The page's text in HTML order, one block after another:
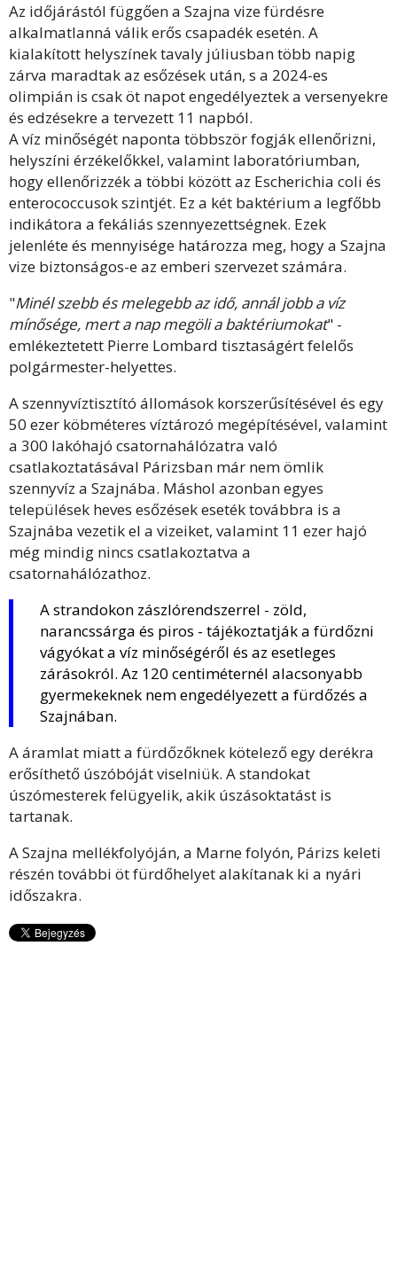
Az időjárástól függően a Szajna vize fürdésre
alkalmatlanná válik erős csapadék esetén. A
kialakított helyszínek tavaly júliusban több napig
zárva maradtak az esőzések után, s a 2024-es
olimpián is csak öt napot engedélyeztek a versenyekre
és edzésekre a tervezett 11 napból.
A víz minőségét naponta többször fogják ellenőrizni,
helyszíni érzékelőkkel, valamint laboratóriumban,
hogy ellenőrizzék a többi között az Escherichia coli és
enterococcusok szintjét. Ez a két baktérium a legfőbb
indikátora a fekáliás szennyezettségnek. Ezek
jelenléte és mennyisége határozza meg, hogy a Szajna
vize biztonságos-e az emberi szervezet számára.
"Minél szebb és melegebb az idő, annál jobb a víz
mínősége, mert a nap megöli a baktériumokat" -
emlékeztetett Pierre Lombard tisztaságért felelős
polgármester-helyettes.
A szennyvíztisztító állomások korszerűsítésével és egy
50 ezer köbméteres víztározó megépítésével, valamint
a 300 lakóhajó csatornahálózatra való
csatlakoztatásával Párizsban már nem ömlik
szennyvíz a Szajnába. Máshol azonban egyes
települések heves esőzések eseték továbbra is a
Szajnába vezetik el a vizeiket, valamint 11 ezer hajó
még mindig nincs csatlakoztatva a
csatornahálózathoz.
A strandokon zászlórendszerrel - zöld,
narancssárga és piros - tájékoztatják a fürdőzni
vágyókat a víz minőségéről és az esetleges
zárásokról. Az 120 centiméternél alacsonyabb
gyermekeknek nem engedélyezett a fürdőzés a
Szajnában.
A áramlat miatt a fürdőzőknek kötelező egy derékra
erősíthető úszóbóját viselniük. A standokat
úszómesterek felügyelik, akik úszásoktatást is
tartanak.
A Szajna mellékfolyóján, a Marne folyón, Párizs keleti
részén további öt fürdőhelyet alakítanak ki a nyári
időszakra.